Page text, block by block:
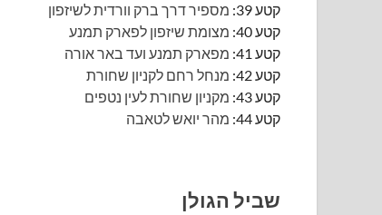
קטע 39:
מספיר דרך ברק וורדית לשיזפון
קטע 40:
מצומת שיזפון לפארק תמנע
קטע 41:
מפארק תמנע ועד באר אורה
קטע 42:
מנחל רחם לקניון שחורת
קטע 43:
מקניון שחורת לעין נטפים
קטע 44:
מהר יואש לטאבה
שביל הגולן